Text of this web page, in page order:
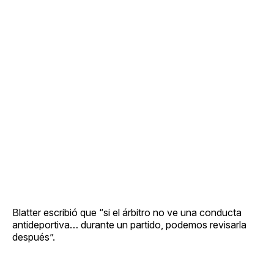
Blatter escribió que “si el árbitro no ve una conducta
antideportiva… durante un partido, podemos revisarla
después”.